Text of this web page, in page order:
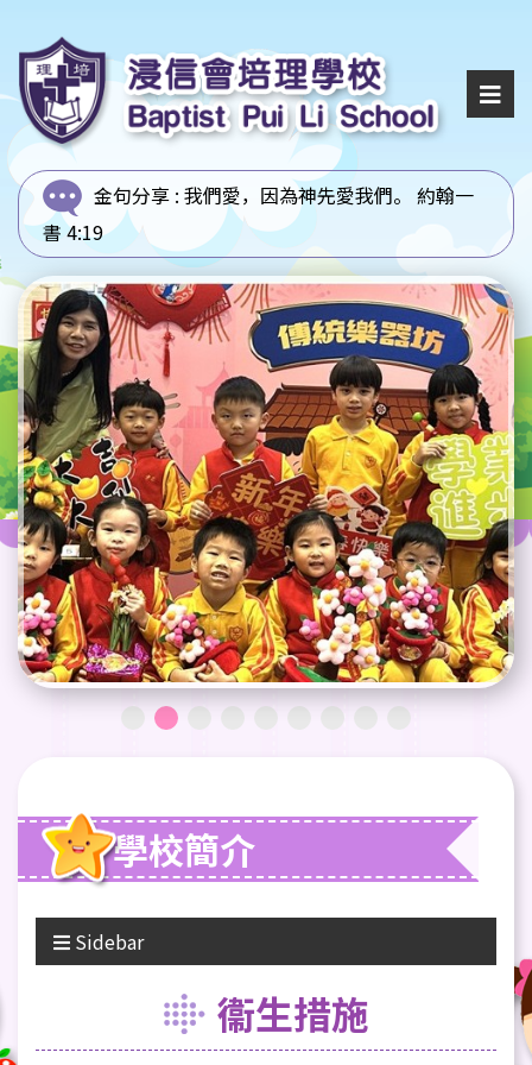
金句分享 : 我們愛，因為神先愛我們。 約翰一
書 4:19
學校簡介
Sidebar
衞生措施